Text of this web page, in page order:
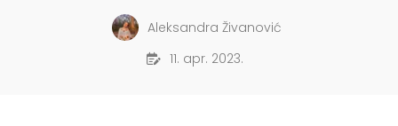
Aleksandra Živanović
11. apr. 2023.